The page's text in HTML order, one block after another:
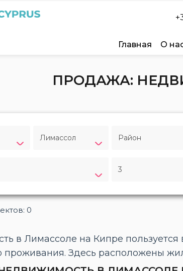
Главная О
ПРОДАЖА:
Лимассол Район
3
0
в Лимассоле на Кипре
проживания. Здесь расположены